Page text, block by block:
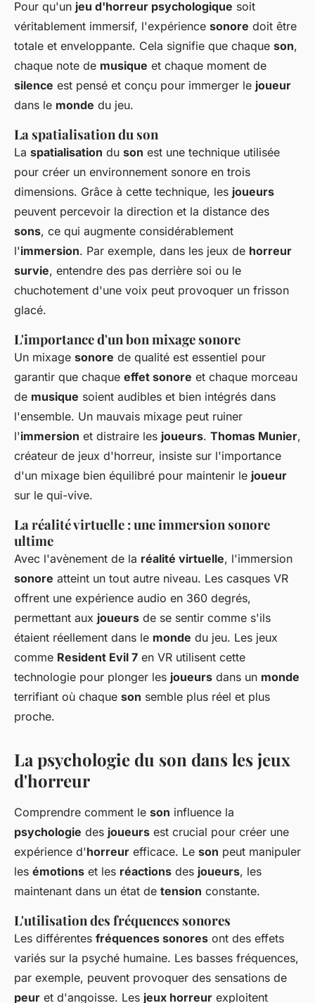
Pour qu'un jeu d'horreur psychologique soit
véritablement immersif, l'expérience sonore doit être
totale et enveloppante. Cela signifie que chaque son,
chaque note de musique et chaque moment de
silence est pensé et conçu pour immerger le joueur
dans le monde du jeu.
La spatialisation du son
La spatialisation du son est une technique utilisée
pour créer un environnement sonore en trois
dimensions. Grâce à cette technique, les joueurs
peuvent percevoir la direction et la distance des
sons, ce qui augmente considérablement
l'immersion. Par exemple, dans les jeux de horreur
survie, entendre des pas derrière soi ou le
chuchotement d'une voix peut provoquer un frisson
glacé.
L'importance d'un bon mixage sonore
Un mixage sonore de qualité est essentiel pour
garantir que chaque effet sonore et chaque morceau
de musique soient audibles et bien intégrés dans
l'ensemble. Un mauvais mixage peut ruiner
l'immersion et distraire les joueurs. Thomas Munier,
créateur de jeux d'horreur, insiste sur l'importance
d'un mixage bien équilibré pour maintenir le joueur
sur le qui-vive.
La réalité virtuelle : une immersion sonore
ultime
Avec l'avènement de la réalité virtuelle, l'immersion
sonore atteint un tout autre niveau. Les casques VR
offrent une expérience audio en 360 degrés,
permettant aux joueurs de se sentir comme s'ils
étaient réellement dans le monde du jeu. Les jeux
comme Resident Evil 7 en VR utilisent cette
technologie pour plonger les joueurs dans un monde
terrifiant où chaque son semble plus réel et plus
proche.
La psychologie du son dans les jeux
d'horreur
Comprendre comment le son influence la
psychologie des joueurs est crucial pour créer une
expérience d'horreur efficace. Le son peut manipuler
les émotions et les réactions des joueurs, les
maintenant dans un état de tension constante.
L'utilisation des fréquences sonores
Les différentes fréquences sonores ont des effets
variés sur la psyché humaine. Les basses fréquences,
par exemple, peuvent provoquer des sensations de
peur et d'angoisse. Les jeux horreur exploitent